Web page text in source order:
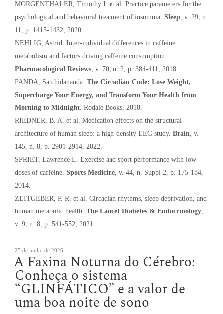
MORGENTHALER, Timothy I. et al. Practice parameters for the
psychological and behavioral treatment of insomnia. Sleep , v. 29, n.
11, p. 1415-1432, 2020.
NEHLIG, Astrid. Inter-individual differences in caffeine
metabolism and factors driving caffeine consumption.
Pharmacological Reviews , v. 70, n. 2, p. 384-411, 2018.
PANDA, Satchidananda. The Circadian Code: Lose Weight,
Supercharge Your Energy, and Transform Your Health from
Morning to Midnight . Rodale Books, 2018.
RIEDNER, B. A. et al. Medication effects on the structural
architecture of human sleep: a high-density EEG study. Brain , v.
145, n. 8, p. 2901-2914, 2022.
SPRIET, Lawrence L. Exercise and sport performance with low
doses of caffeine. Sports Medicine , v. 44, n. Suppl 2, p. 175-184,
2014.
ZEITGEBER, P. R. et al. Circadian rhythms, sleep deprivation, and
human metabolic health. The Lancet Diabetes & Endocrinology
v. 9, n. 8, p. 541-552, 2021.
Publicado
em
25 de junho de 2026
A Faxina Noturna do Cérebro:
Conheça o sistema
“GLINFÁTICO” e a valor de
uma boa noite de sono